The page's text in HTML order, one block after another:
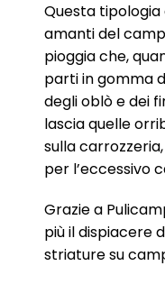
Questa
amanti del
pioggia che,
parti in gomma
degli oblò e dei
lascia quelle
sulla
per l’eccessivo
Grazie a
più il dispiacere
striature su